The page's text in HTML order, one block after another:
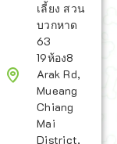
เลี้ยง สวน
บวกหาด
63
19ห้อง8
Arak Rd,
Mueang
Chiang
Mai
District,